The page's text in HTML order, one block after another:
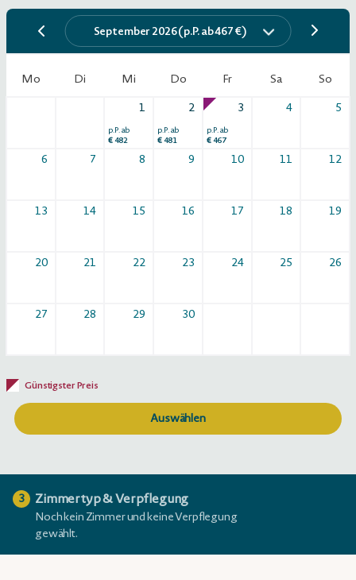
September 2026 (p.P. ab 467 €)
Mo Di Mi Do Fr Sa
So
1
p.P. ab
€482
2
p.P. ab
€481
3
p.P. ab
€467
4 5
6 7 8 9 10 11 12
13 14 15 16 17 18 19
20 21 22 23 24 25 26
27 28 29 30
Günstigster Preis
Auswählen
3 Zimmertyp & Verpflegung
Noch kein Zimmer und keine Verpflegung
gewählt.